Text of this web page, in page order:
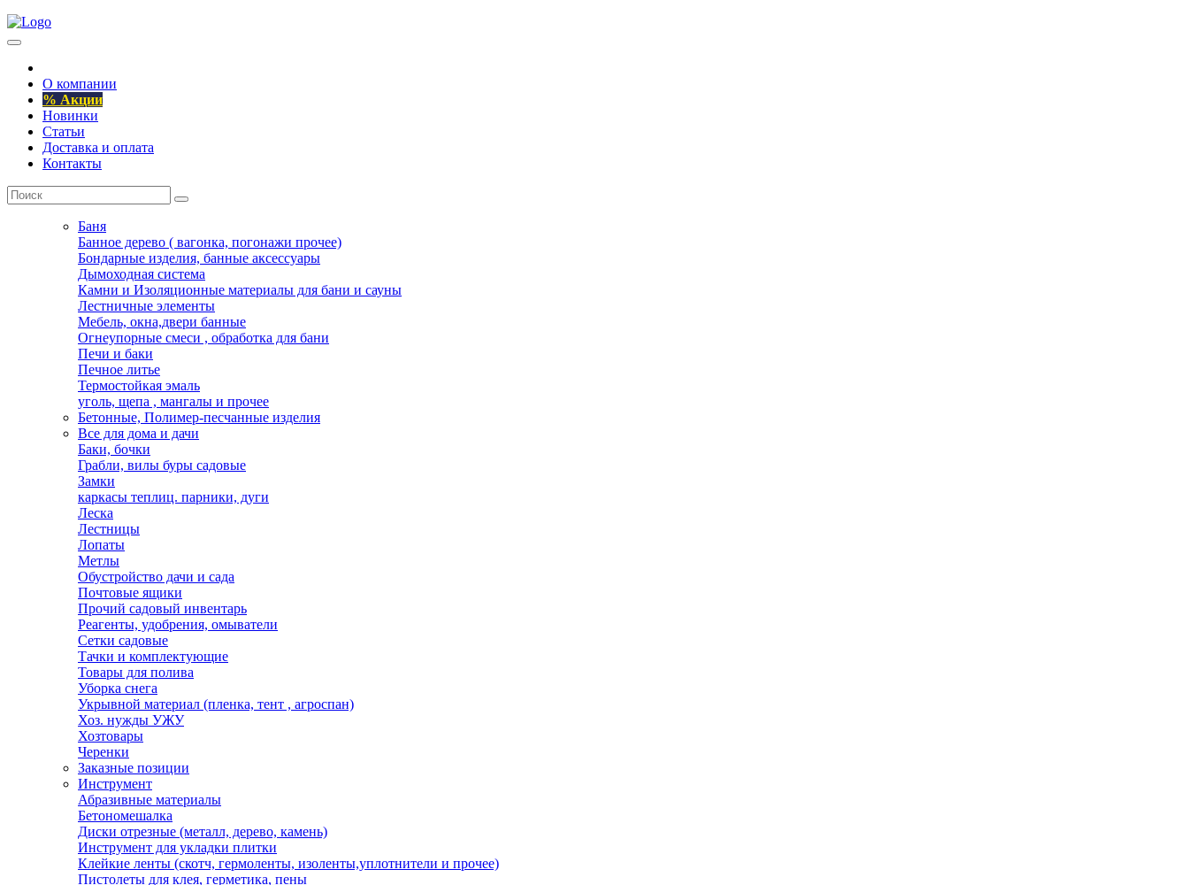
О компании
% Акции
Новинки
Статьи
Доставка и оплата
Контакты
Баня
Банное дерево ( вагонка, погонажи прочее)
Бондарные изделия, банные аксессуары
Дымоходная система
Камни и Изоляционные материалы для бани и сауны
Лестничные элементы
Мебель, окна,двери банные
Огнеупорные смеси , обработка для бани
Печи и баки
Печное литье
Термостойкая эмаль
уголь, щепа , мангалы и прочее
Бетонные, Полимер-песчанные изделия
Все для дома и дачи
Баки, бочки
Грабли, вилы буры садовые
Замки
каркасы теплиц. парники, дуги
Леска
Лестницы
Лопаты
Метлы
Обустройство дачи и сада
Почтовые ящики
Прочий садовый инвентарь
Реагенты, удобрения, омыватели
Сетки садовые
Тачки и комплектующие
Товары для полива
Уборка снега
Укрывной материал (пленка, тент , агроспан)
Хоз. нужды УЖУ
Хозтовары
Черенки
Заказные позиции
Инструмент
Абразивные материалы
Бетономешалка
Диски отрезные (металл, дерево, камень)
Инструмент для укладки плитки
Клейкие ленты (скотч, гермоленты, изоленты,уплотнители и прочее)
Пистолеты для клея, герметика, пены